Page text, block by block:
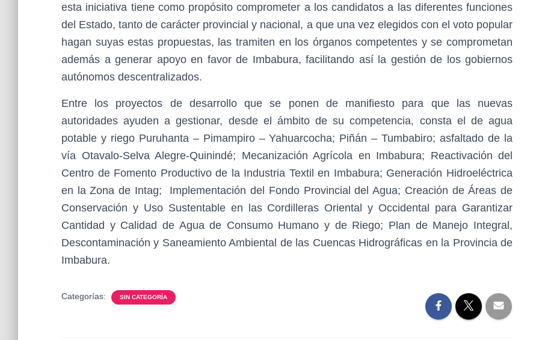
esta iniciativa tiene como propósito comprometer a los candidatos a las diferentes funciones
del Estado, tanto de carácter provincial y nacional, a que una vez elegidos con el voto popular
hagan suyas estas propuestas, las tramiten en los órganos competentes y se comprometan
además a generar apoyo en favor de Imbabura, facilitando así la gestión de los gobiernos
autónomos descentralizados.
Entre los proyectos de desarrollo que se ponen de manifiesto para que las nuevas
autoridades ayuden a gestionar, desde el ámbito de su competencia, consta el de agua
potable y riego Puruhanta – Pimampiro – Yahuarcocha; Piñán – Tumbabiro; asfaltado de la
vía Otavalo-Selva Alegre-Quinindé; Mecanización Agrícola en Imbabura; Reactivación del
Centro de Fomento Productivo de la Industria Textil en Imbabura; Generación Hidroeléctrica
en la Zona de Intag; Implementación del Fondo Provincial del Agua; Creación de Áreas de
Conservación y Uso Sustentable en las Cordilleras Oriental y Occidental para Garantizar
Cantidad y Calidad de Agua de Consumo Humano y de Riego; Plan de Manejo Integral,
Descontaminación y Saneamiento Ambiental de las Cuencas Hidrográficas en la Provincia de
Imbabura.
Categorías: SIN CATEGORÍA